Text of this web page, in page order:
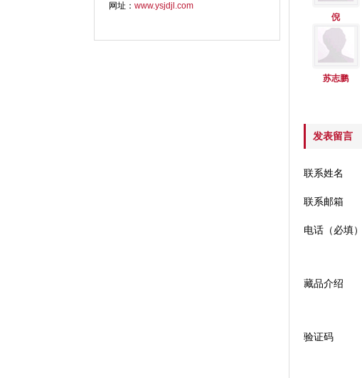
网址： www.ysjdjl.com
倪
苏志鹏
发表留言
联系姓名
联系邮箱
电话（必填）
藏品介绍
验证码